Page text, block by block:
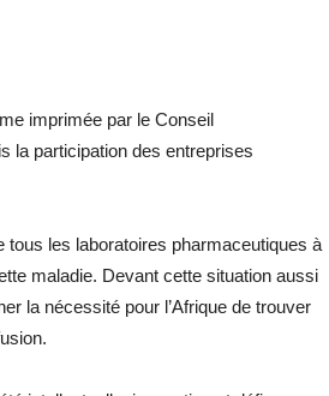
imprimée par le Conseil
la participation des entreprises
tous les laboratoires pharmaceutiques à
maladie. Devant cette situation aussi
la nécessité pour l’Afrique de trouver